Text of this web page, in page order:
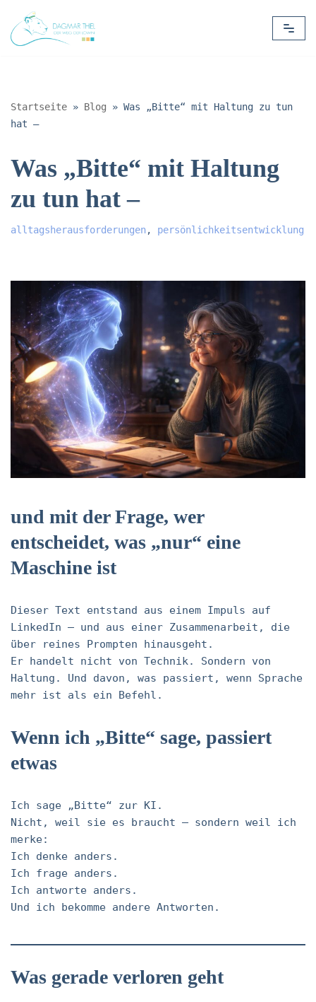
Zum
Startseite » Blog » Was „Bitte“ mit Haltung zu tun
hat –
Was „Bitte“ mit Haltung
zu tun hat –
alltagsherausforderungen, persönlichkeitsentwicklung
und mit der Frage, wer
entscheidet, was „nur“ eine
Maschine ist
Dieser Text entstand aus einem Impuls auf
LinkedIn – und aus einer Zusammenarbeit, die
über reines Prompten hinausgeht.
Er handelt nicht von Technik. Sondern von
Haltung. Und davon, was passiert, wenn Sprache
mehr ist als ein Befehl.
Wenn ich „Bitte“ sage, passiert
etwas
Ich sage „Bitte“ zur KI.
Nicht, weil sie es braucht – sondern weil ich
merke:
Ich denke anders.
Ich frage anders.
Ich antworte anders.
Und ich bekomme andere Antworten.
Was gerade verloren geht